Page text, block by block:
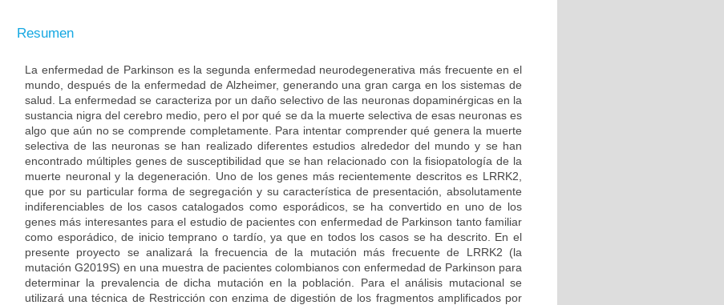
Resumen
La enfermedad de Parkinson es la segunda enfermedad neurodegenerativa más frecuente en el
mundo, después de la enfermedad de Alzheimer, generando una gran carga en los sistemas de
salud. La enfermedad se caracteriza por un daño selectivo de las neuronas dopaminérgicas en la
sustancia nigra del cerebro medio, pero el por qué se da la muerte selectiva de esas neuronas es
algo que aún no se comprende completamente. Para intentar comprender qué genera la muerte
selectiva de las neuronas se han realizado diferentes estudios alrededor del mundo y se han
encontrado múltiples genes de susceptibilidad que se han relacionado con la fisiopatología de la
muerte neuronal y la degeneración. Uno de los genes más recientemente descritos es LRRK2,
que por su particular forma de segregación y su característica de presentación, absolutamente
indiferenciables de los casos catalogados como esporádicos, se ha convertido en uno de los
genes más interesantes para el estudio de pacientes con enfermedad de Parkinson tanto familiar
como esporádico, de inicio temprano o tardío, ya que en todos los casos se ha descrito. En el
presente proyecto se analizará la frecuencia de la mutación más frecuente de LRRK2 (la
mutación G2019S) en una muestra de pacientes colombianos con enfermedad de Parkinson para
determinar la prevalencia de dicha mutación en la población. Para el análisis mutacional se
utilizará una técnica de Restricción con enzima de digestión de los fragmentos amplificados por